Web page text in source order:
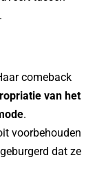
comeback
van het
.
voorbehouden
dat ze